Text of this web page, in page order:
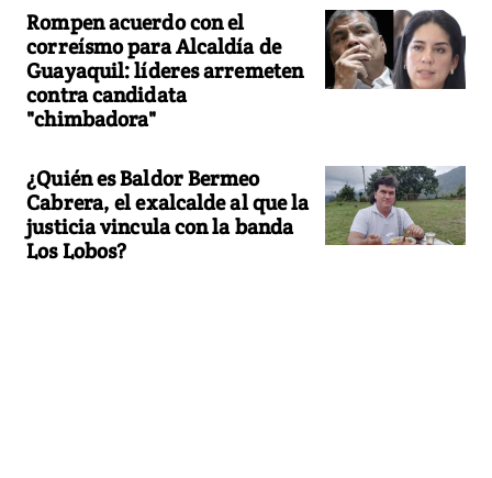
Rompen acuerdo con el
correísmo para Alcaldía de
Guayaquil: líderes arremeten
contra candidata
"chimbadora"
¿Quién es Baldor Bermeo
Cabrera, el exalcalde al que la
justicia vincula con la banda
Los Lobos?